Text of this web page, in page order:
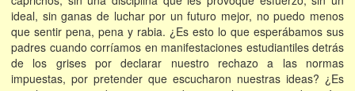
ideal, sin ganas de luchar por un futuro mejor, no puedo menos
que sentir pena, pena y rabia. ¿Es esto lo que esperábamos sus
padres cuando corríamos en manifestaciones estudiantiles detrás
de los grises por declarar nuestro rechazo a las normas
impuestas, por pretender que escucharon nuestras ideas? ¿Es